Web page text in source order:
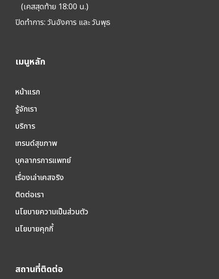
(เคสสุดท้าย 18:00 น.)
ปิดทำการ:วันอังคาร และ วันพุธ
เมนูหลัก
หน้าแรก
รู้จักเรา
บริการ
เทรนด์สุขภาพ
บุคลากรการแพทย์
เรื่องเล่าเคสจริง
ติดต่อเรา
นโยบายความเป็นส่วนตัว
นโยบายคุกกี้
สถานที่ติดต่อ